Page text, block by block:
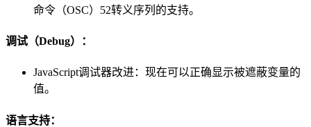
命令（OSC）52转义序列的支持。
调试（Debug）：
JavaScript调试器改进：现在可以正确显示被遮蔽变量的
值。
语言支持：